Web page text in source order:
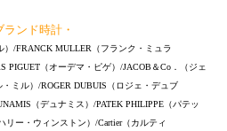
ランド時計・
/FRANCK MULLER（フランク・ミュラ
PIGUET（オーデマ・ピゲ）/JACOB＆Co．（ジェ
ミル）/ROGER DUBUIS（ロジェ・デュブ
（デュナミス）/PATEK PHILIPPE（パテッ
リー・ウィンストン）/Cartier（カルティ